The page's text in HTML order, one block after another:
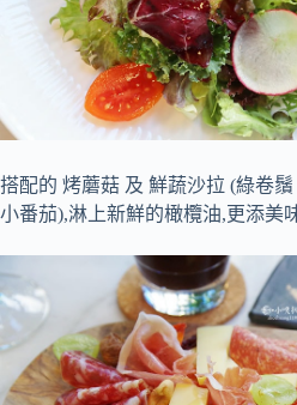
搭配的 烤蘑菇 及 鮮蔬沙拉 (綠卷鬚
小番茄),淋上新鮮的橄欖油,更添美